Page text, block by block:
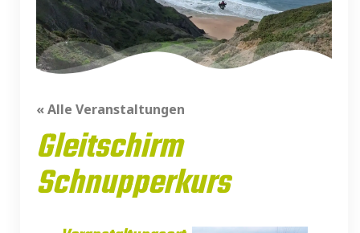
« Alle Veranstaltungen
Gleitschirm
Schnupperkurs